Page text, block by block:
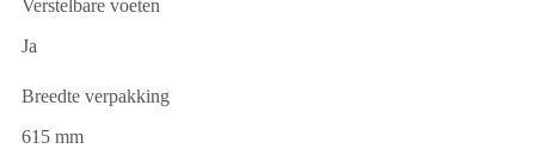
Verstelbare voeten
Ja
Breedte verpakking
615 mm